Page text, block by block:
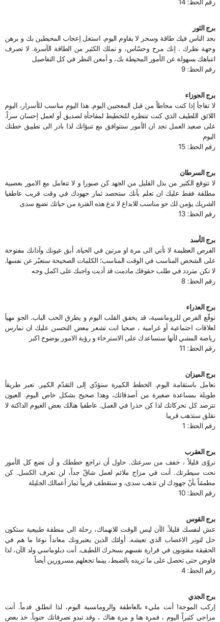
رقم الحظ: 14
برج الثور
يجد الناس فيك طاقة وسحر لا يقاوم اليوم. استغل إعجاب المحيطين بك و برهن
وجهة نظرك . إنك مرح وحسّاس، و تملك الكثير من الطاقة الآسرة. لا تصرف
انتباهك بسهولة عن الأمور المحيطة بك، و أمعن النظر في كل التفاصيل
رقم الحظ: 9
برج الجوزاء
لا تفاجأ إذا كنت محاطاً من قبل المعجبين اليوم. هذا اليوم مناسب للأسرار، اليوم
اللائق اللطيف الذي كنت تنتظره للتخطيط لمفاجأة لصديق أو لعمل إحسان سراً.
على صعيد العمل تجد ان الأمور ستتوافق مع تنبؤاتك لذا بادر الى تطبيق خطتك
اليوم
رقم الحظ: 15
برج السرطان
لا تتوقع الكثير من بذل القليل من الجهد كن صبورا و لا تتعامل مع الامور بعصبية
مطلقة فقط عليك ان تعلم بأنك ستحصد ثمار جهودك في وقت قريب عاطفيا
الشريك يؤمن لك جو مناسب للابداع لا تدع هذه الفترة من حياتك تضيع سدى
رقم الحظ: 13
برج الأسد
الفرص العظيمة لا تأتي الى مرة او مرتين في الحياة. أبق عيونك وآذانك مفتوحة
على الشخص المناسب في الوقت المناسب؛ الكلمات الصحيحة ستعبّر عن نفسها.
لا تكن متردد في طلب حقوقك مادمت قد أديت واجبك على اكمل وجه
رقم الحظ: 8
برج العذراء
توقّع الفرص للرومانسية، قد يخفق القلب اليوم و يطرق الحب الباب. الجو مهيأ
لعلاقات اجتماعية أو غرامية ، صحيا انت تشعر ببعض التحسن عليك ان تمارس
رياضة المشي لأنها ستساعدك على الاسترخاء و رؤية الامور بوضوح اكبر
رقم الحظ: 11
برج الميزان
تعامل باستقامة اليوم. الخطط الكبيرة ستؤدّي إلى التقدّم الكبير. تعبر طريقاً
طويلة بمساعدة صغيرة من أصدقائك، وهذا صحيح بشكل خاص اليوم. العيون
تترصد كل تحركاتك لذا كن حذرا في العمل. عاطفيا هنالك بعض الغيوم الداكنة لا
تقلق ستذهب قريبا
رقم الحظ: 1
برج العقرب
تروّى قليلاً ، خفف من سرعتك. حاول أن تراجع خططك و أن تضع كل الأمور
تحت سيطرتك. أنت في مزاج ملائم لعمل شاقّ جداً، لن تعرف الكسل. كن
مطمئناً بأنّ جهودك لن تذهب سدى، و ستقطف قريباً ثمار أعمالك الجليلة
رقم الحظ: 10
برج القوس
عش لنفسك قليلاً. الآن ليس الوقت للانهماك، رحلة الى منطقة طبيعية ستكون
حل لتوتر الاعصاب الذي تعيشه. أولئك الذين يعتبرونك معانداً نوعا ما هم في
الحقيقة مفتونون في قرارة نفسهم بسحرك اللطيف. أنت دبلوماسي ولد الآن، لذا
فاوض حتى تحصل على ما تريده بالضبط، بينما تجعلهم مسرورين أيضاً
رقم الحظ: 4
برج الجدي
إركب الموجة! أنت مليء بالعاطفة والرومانسية اليوم، لذا انطلق قدماً. أنت
مزاجي كثيراً اليوم ، فمرة هنا و مرة هناك ، وقد تبدو تصرفاتك جنوناً. خذ بعض